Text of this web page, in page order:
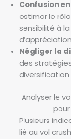
Confusion
estimer le
sensibilité à
Négliger la
des
Analyser le
Plusieurs
lié au vol